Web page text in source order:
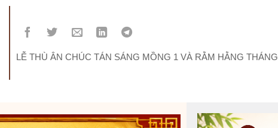
LỄ THÙ ÂN CHÚC TÁN SÁNG MỒNG 1 VÀ RẰM HẰNG THÁNG